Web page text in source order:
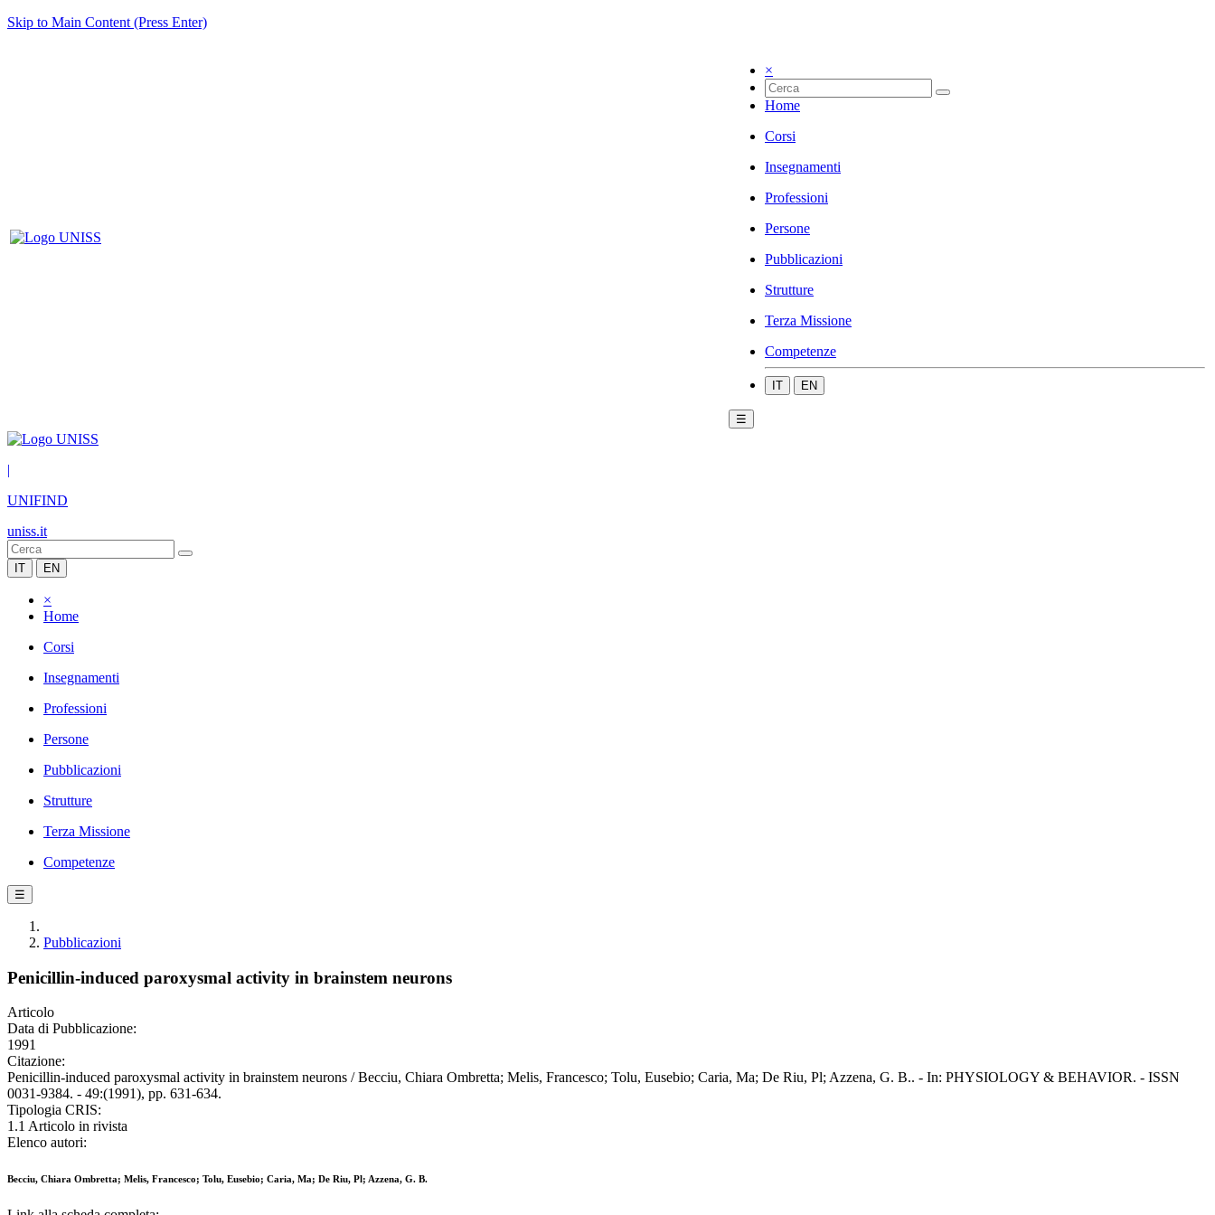
Skip to Main Content (Press Enter)
×
Home
Corsi
Insegnamenti
Professioni
Persone
Pubblicazioni
Strutture
Terza Missione
Competenze
IT EN
☰
|
UNIFIND
uniss.it
IT EN
×
Home
Corsi
Insegnamenti
Professioni
Persone
Pubblicazioni
Strutture
Terza Missione
Competenze
☰
Pubblicazioni
Penicillin-induced paroxysmal activity in brainstem neurons
Articolo
Data di Pubblicazione:
1991
Citazione:
Penicillin-induced paroxysmal activity in brainstem neurons / Becciu, Chiara Ombretta; Melis, Francesco; Tolu, Eusebio; Caria, Ma; De Riu, Pl; Azzena, G. B.. - In: PHYSIOLOGY & BEHAVIOR. - ISSN
0031-9384. - 49:(1991), pp. 631-634.
Tipologia CRIS:
1.1 Articolo in rivista
Elenco autori:
Becciu, Chiara Ombretta; Melis, Francesco; Tolu, Eusebio; Caria, Ma; De Riu, Pl; Azzena, G. B.